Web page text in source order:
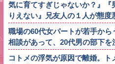
気に育てすぎじゃないか？』
りえない』兄友人の１人が態度
職場の60代女パートが若手か
相談があって、20代男の部下を
コトメの浮気が原因で離婚。